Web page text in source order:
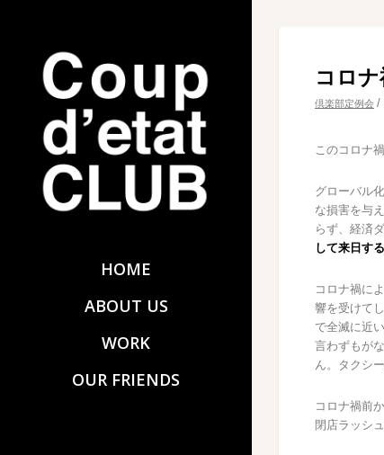
HOME
ABOUT US
WORK
OUR FRIENDS
コロ
倶楽部定例会 /
このコロナ
グローバル
な損害を与
らず、経済
して来日す
コロナ禍に
響を受けて
で全滅に近
言わずもが
ん。タクシ
コロナ禍前
閉店ラッシ